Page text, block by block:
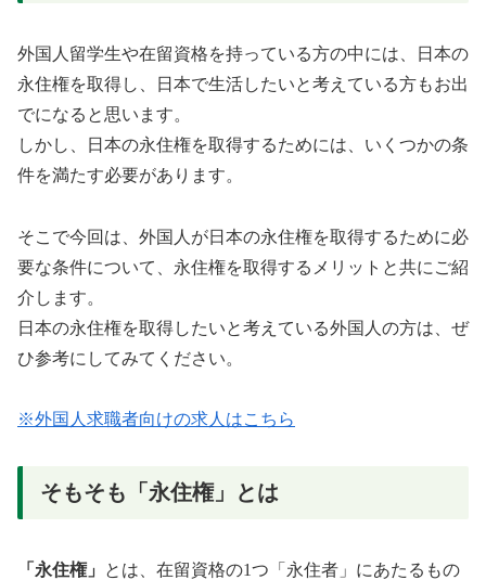
外国人留学生や在留資格を持っている方の中には、日本の
永住権を取得し、日本で生活したいと考えている方もお出
でになると思います。
しかし、日本の永住権を取得するためには、いくつかの条
件を満たす必要があります。
そこで今回は、外国人が日本の永住権を取得するために必
要な条件について、永住権を取得するメリットと共にご紹
介します。
日本の永住権を取得したいと考えている外国人の方は、ぜ
ひ参考にしてみてください。
※外国人求職者向けの求人はこちら
そもそも「永住権」とは
「永住権」
とは、在留資格の1つ「永住者」にあたるもの